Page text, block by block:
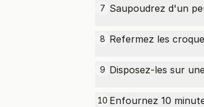
7 Saupoudrez d'un
8 Refermez les
9 Disposez-les sur
10 Enfournez 10